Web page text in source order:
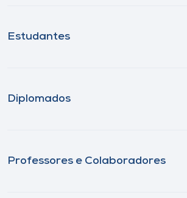
Estudantes
Diplomados
Professores e Colaboradores